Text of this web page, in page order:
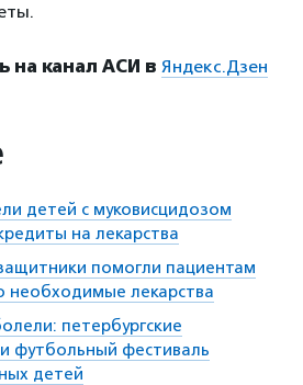
на канал АСИ в Яндекс.Дзен
детей с муковисцидозом
на лекарства
помогли пациентам
необходимые лекарства
петербургские
футбольный фестиваль
детей